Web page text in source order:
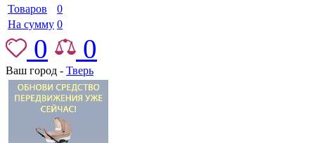
Товаров
0
На сумму 0
0 0
Ваш город - Тверь